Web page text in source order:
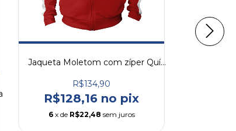
Jaqueta Moletom com zíper Química
R$134,90
R$128,16 no pix
6 x de R$22,48 sem juros